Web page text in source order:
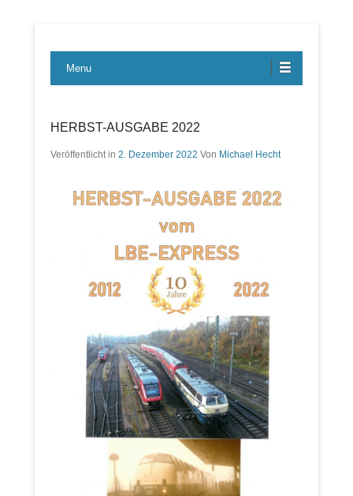
LBE-Express
Menu
HERBST-AUSGABE 2022
Veröffentlicht in 2. Dezember 2022 Von Michael Hecht